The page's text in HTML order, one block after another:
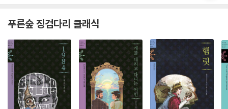
푸른숲 징검다리 클래식